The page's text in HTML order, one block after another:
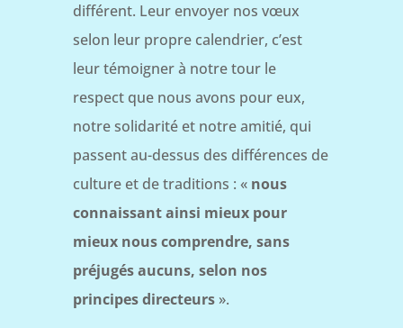
différent. Leur envoyer nos vœux
selon leur propre calendrier, c’est
leur témoigner à notre tour le
respect que nous avons pour eux,
notre solidarité et notre amitié, qui
passent au-dessus des différences de
culture et de traditions : « nous
connaissant ainsi mieux pour
mieux nous comprendre, sans
préjugés aucuns, selon nos
principes directeurs».